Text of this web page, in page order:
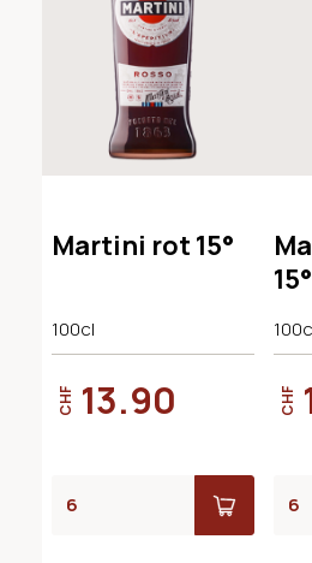
Martini rot 15°
100cl
CHF 13.90
15°
CHF